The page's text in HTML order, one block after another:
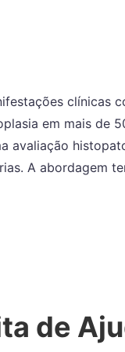
clínicas
em mais de
avaliação
A abordagem
de